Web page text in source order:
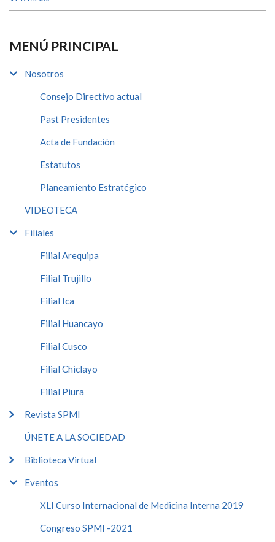
MENÚ PRINCIPAL
Nosotros
Consejo Directivo actual
Past Presidentes
Acta de Fundación
Estatutos
Planeamiento Estratégico
VIDEOTECA
Filiales
Filial Arequipa
Filial Trujillo
Filial Ica
Filial Huancayo
Filial Cusco
Filial Chiclayo
Filial Piura
Revista SPMI
ÚNETE A LA SOCIEDAD
Biblioteca Virtual
Eventos
XLI Curso Internacional de Medicina Interna 2019
Congreso SPMI -2021